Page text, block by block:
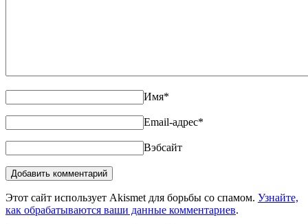
Имя*
Email-адрес*
Вэбсайт
Этот сайт использует Akismet для борьбы со спамом. Узнайте,
как обрабатываются ваши данные комментариев.